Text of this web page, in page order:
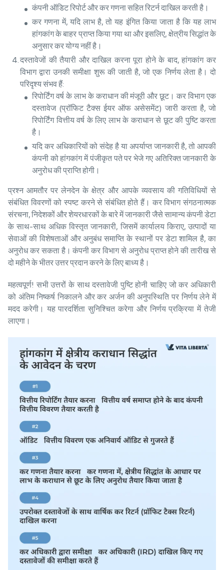
कंपनी ऑडिट रिपोर्ट और कर गणना सहित रिटर्न दाखिल करती है।
कर गणना में, यदि लाभ है, तो यह इंगित किया जाता है कि यह लाभ
हांगकांग के बाहर प्राप्त किया गया था और इसलिए, क्षेत्रीय सिद्धांत के
अनुसार कर योग्य नहीं है।
दस्तावेजों की तैयारी और दाखिल करना पूरा होने के बाद, हांगकांग कर
विभाग द्वारा उनकी समीक्षा शुरू की जाती है, जो एक निर्णय लेता है। दो
परिदृश्य संभव हैं:
रिपोर्टिंग वर्ष के लाभ के कराधान की मंजूरी और छूट। कर विभाग एक
दस्तावेज (प्रॉफिट टैक्स ईयर ऑफ असेसमेंट) जारी करता है, जो
रिपोर्टिंग वित्तीय वर्ष के लिए लाभ के कराधान से छूट की पुष्टि करता
है।
यदि कर अधिकारियों को संदेह है या अपर्याप्त जानकारी है, तो आपकी
कंपनी को हांगकांग में पंजीकृत पते पर भेजे गए अतिरिक्त जानकारी के
अनुरोध की प्राप्ति होगी।
प्रश्न आमतौर पर लेनदेन के क्षेत्र और आपके व्यवसाय की गतिविधियों से
संबंधित विवरणों को स्पष्ट करने से संबंधित होते हैं। कर विभाग संगठनात्मक
संरचना, निदेशकों और शेयरधारकों के बारे में जानकारी जैसे सामान्य कंपनी डेटा
के साथ-साथ अधिक विस्तृत जानकारी, जिसमें कार्यालय किराए, उत्पादों या
सेवाओं की विशेषताओं और अनुबंध समाप्ति के स्थानों पर डेटा शामिल है, का
अनुरोध कर सकता है। कंपनी कर विभाग से अनुरोध प्राप्त होने की तारीख से
दो महीने के भीतर उत्तर प्रदान करने के लिए बाध्य है।
महत्वपूर्ण! सभी उत्तरों के साथ दस्तावेजी पुष्टि होनी चाहिए जो कर अधिकारी
को अंतिम निष्कर्ष निकालने और कर अर्जन की अनुपस्थिति पर निर्णय लेने में
मदद करेगी। यह पारदर्शिता सुनिश्चित करेगा और निर्णय प्रक्रिया में तेजी
लाएगा।